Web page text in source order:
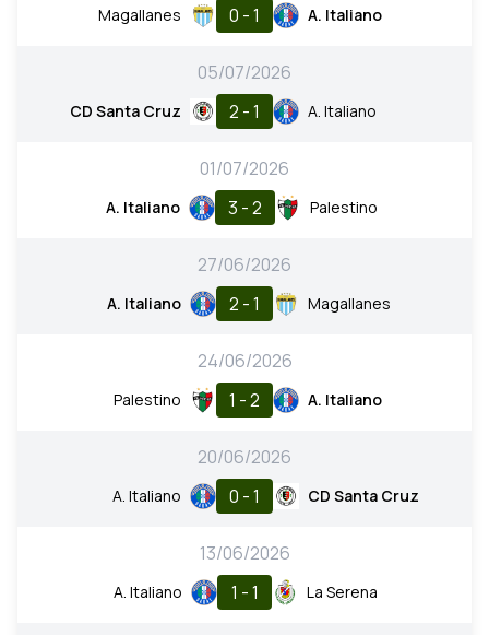
Magallanes 0 - 1 A. Italiano
05/07/2026
CD Santa Cruz 2 - 1 A. Italiano
01/07/2026
A. Italiano 3 - 2 Palestino
27/06/2026
A. Italiano 2 - 1 Magallanes
24/06/2026
Palestino 1 - 2 A. Italiano
20/06/2026
A. Italiano 0 - 1 CD Santa Cruz
13/06/2026
A. Italiano 1 - 1 La Serena